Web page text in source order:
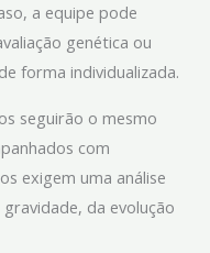
a equipe pode
genética ou
forma individualizada.
seguirão o mesmo
com
exigem uma análise
da evolução